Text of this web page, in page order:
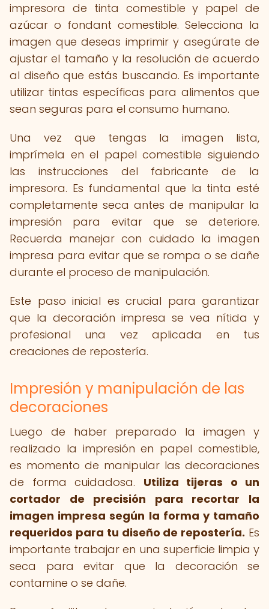
impresora de tinta comestible y papel de
azúcar o fondant comestible. Selecciona la
imagen que deseas imprimir y asegúrate de
ajustar el tamaño y la resolución de acuerdo
al diseño que estás buscando. Es importante
utilizar tintas específicas para alimentos que
sean seguras para el consumo humano.
Una vez que tengas la imagen lista,
imprímela en el papel comestible siguiendo
las instrucciones del fabricante de la
impresora. Es fundamental que la tinta esté
completamente seca antes de manipular la
impresión para evitar que se deteriore.
Recuerda manejar con cuidado la imagen
impresa para evitar que se rompa o se dañe
durante el proceso de manipulación.
Este paso inicial es crucial para garantizar
que la decoración impresa se vea nítida y
profesional una vez aplicada en tus
creaciones de repostería.
Impresión y manipulación de las
decoraciones
Luego de haber preparado la imagen y
realizado la impresión en papel comestible,
es momento de manipular las decoraciones
de forma cuidadosa. Utiliza tijeras o un
cortador de precisión para recortar la
imagen impresa según la forma y tamaño
requeridos para tu diseño de repostería. Es
importante trabajar en una superficie limpia y
seca para evitar que la decoración se
contamine o se dañe.